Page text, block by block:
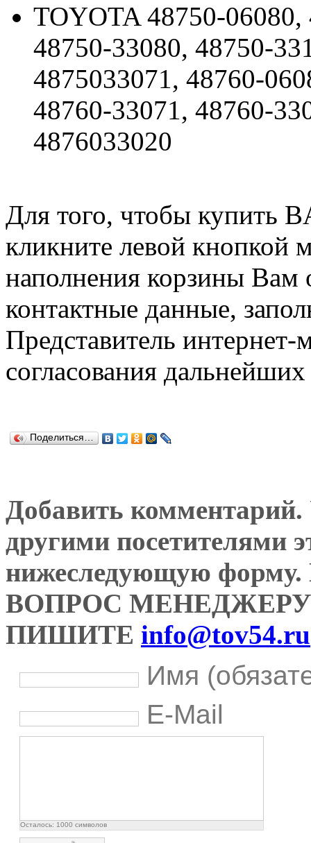
TOYOTA 48750-
48750-33080, 48750-
4875033071, 48760-
48760-33071, 48760-
4876033020
Для того, чтобы купить
кликните левой
наполнения корзины Вам
контактные данные,
Представитель
согласования
Поделиться…
Добавить комментарий.
другими посетителями
нижеследующую
ВОПРОС
ПИШИТЕ info@tov54.ru
Имя
E-Mail
Осталось: 1000 символов